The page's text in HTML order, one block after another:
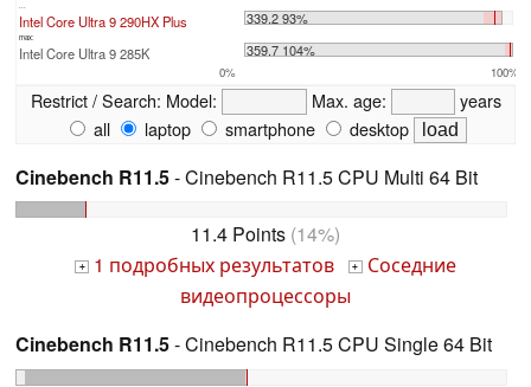
Intel Core Ultra 9 290HX Plus 339.2 93%
max:
Intel Core Ultra 9 285K 359.7 104%
0% 100%
Restrict / Search: Model: Max. age:
years
all
laptop smartphone desktop
Cinebench R11.5- Cinebench R11.5 CPU Multi 64 Bit
11.4 Points (14%)
+ 1 подробных результатов + Соседние
видеопроцессоры
Cinebench R11.5- Cinebench R11.5 CPU Single 64 Bit